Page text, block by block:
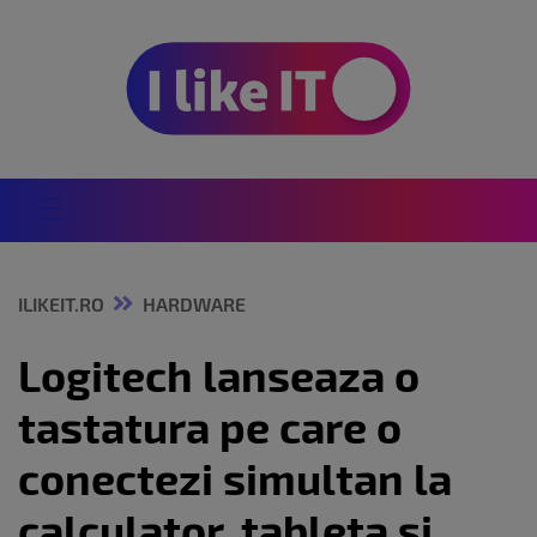
ILIKEIT.RO HARDWARE
Logitech lanseaza o
tastatura pe care o
conectezi simultan la